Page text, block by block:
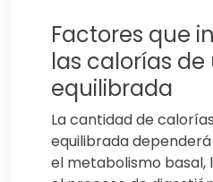
Factores que
las calorías
equilibrada
La cantidad de
equilibrada
el metabolismo basal,